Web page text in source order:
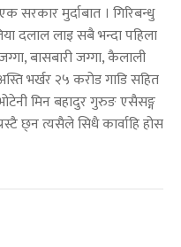
सरकार मुर्दाबात । गिरिबन्धु
दलाल लाइ सबै भन्दा पहिला
बासबारी जग्गा, कैलाली
भर्खर २५ करोड गाडि सहित
मिन बहादुर गुरुङ एसैसङ्ग
छ्न त्यसैले सिधै कार्वाहि होस